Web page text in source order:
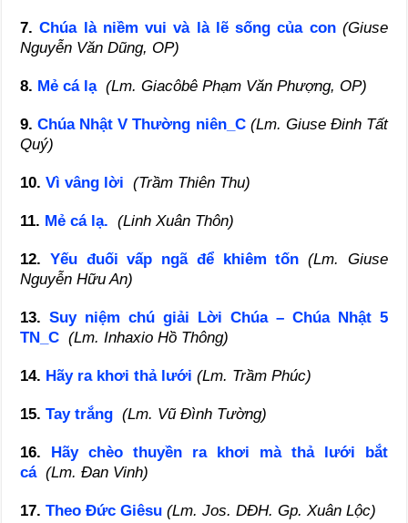
7.Chúa là niềm vui và là lẽ sống của con (Giuse
Nguyễn Văn Dũng, OP)
8. Mẻ cá lạ (Lm. Giacôbê Phạm Văn Phượng, OP)
9.Chúa Nhật V Thường niên_C (Lm. Giuse Đinh Tất
Quý)
10.Vì vâng lời (Trầm Thiên Thu)
11. Mẻ cá lạ. (Linh Xuân Thôn)
12. Yếu đuối vấp ngã để khiêm tốn (Lm. Giuse
Nguyễn Hữu An)
13.Suy niệm chú giải Lời Chúa – Chúa Nhật 5
TN_C (Lm. Inhaxio Hồ Thông)
14. Hãy ra khơi thả lưới (Lm. Trầm Phúc)
15.Tay trắng (Lm. Vũ Đình Tường)
16. Hãy chèo thuyền ra khơi mà thả lưới bắt
cá (Lm. Đan Vinh)
17.Theo Đức Giêsu (Lm. Jos. DĐH. Gp. Xuân Lộc)